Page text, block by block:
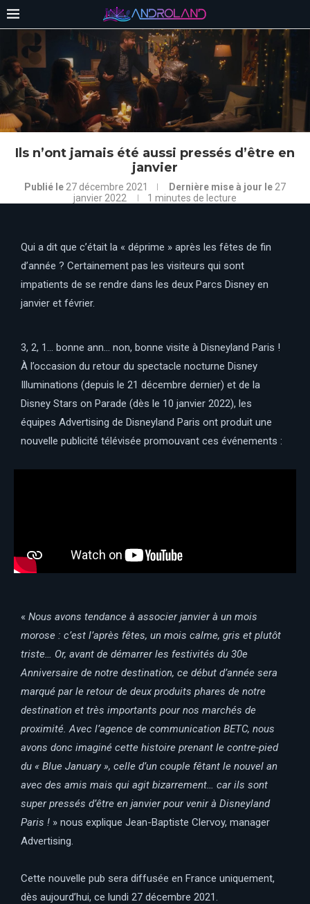
Ils n’ont jamais été aussi pressés d’être en
janvier
Publié le 27 décembre 2021 Dernière mise à jour le 27
janvier 2022
1 minutes de lecture
Qui a dit que c’était la « déprime » après les fêtes de fin
d’année ? Certainement pas les visiteurs qui sont
impatients de se rendre dans les deux Parcs Disney en
janvier et février.
3, 2, 1… bonne ann… non, bonne visite à Disneyland Paris !
À l’occasion du retour du spectacle nocturne Disney
Illuminations (depuis le 21 décembre dernier) et de la
Disney Stars on Parade (dès le 10 janvier 2022), les
équipes Advertising de Disneyland Paris ont produit une
nouvelle publicité télévisée promouvant ces événements :
« Nous avons tendance à associer janvier à un mois
morose : c’est l’après fêtes, un mois calme, gris et plutôt
triste… Or, avant de démarrer les festivités du 30e
Anniversaire de notre destination, ce début d’année sera
marqué par le retour de deux produits phares de notre
destination et très importants pour nos marchés de
proximité. Avec l’agence de communication BETC, nous
avons donc imaginé cette histoire prenant le contre-pied
du « Blue January », celle d’un couple fêtant le nouvel an
avec des amis mais qui agit bizarrement… car ils sont
super pressés d’être en janvier pour venir à Disneyland
Paris ! » nous explique Jean-Baptiste Clervoy, manager
Advertising.
Cette nouvelle pub sera diffusée en France uniquement,
dès aujourd’hui, ce lundi 27 décembre 2021.